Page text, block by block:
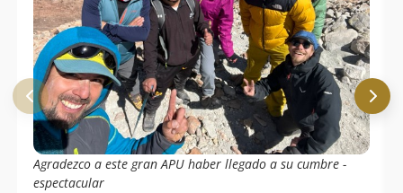
Agradezco a este gran APU haber llegado a su cumbre -
espectacular